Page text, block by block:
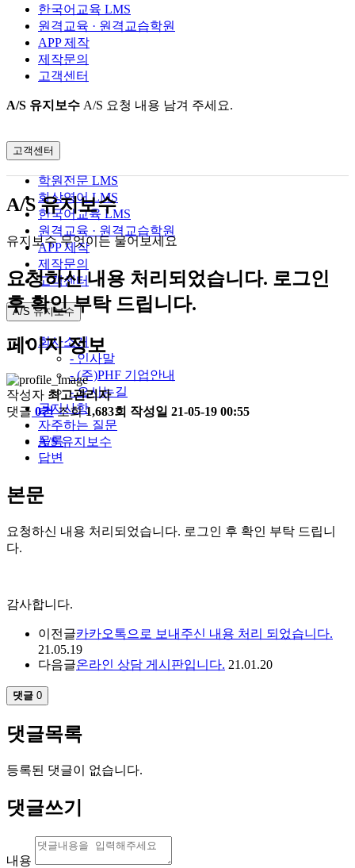
한국어교육 LMS
원격교육 · 원격교습학원
APP 제작
제작문의
고객센터
A/S 유지보수 A/S 요청 내용 남겨 주세요.
고객센터
학원전문 LMS
화상영어 LMS
한국어교육 LMS
원격교육 · 원격교습학원
APP 제작
제작문의
고객센터
A/S 유지보수
회사소개
- 인사말
- (주)PHF 기업안내
- 오시는길
공지사항
자주하는 질문
A/S 유지보수
A/S 유지보수
유지보수 무엇이든 물어보세요
요청하신 내용 처리되었습니다. 로그인
후 확인 부탁 드립니다.
페이지 정보
작성자 최고관리자
댓글 0건 조회1,683회 작성일 21-05-19 00:55
목록
답변
본문
요청하신 내용 처리되었습니다. 로그인 후 확인 부탁 드립니
다.
감사합니다.
이전글카카오톡으로 보내주신 내용 처리 되었습니다.
21.05.19
다음글온라인 상담 게시판입니다. 21.01.20
댓글 0
댓글목록
등록된 댓글이 없습니다.
댓글쓰기
내용